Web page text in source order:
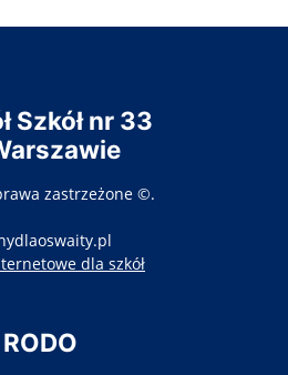
Szkół nr 33
zastrzeżone ©.
dla szkółotwiera się w
RODO